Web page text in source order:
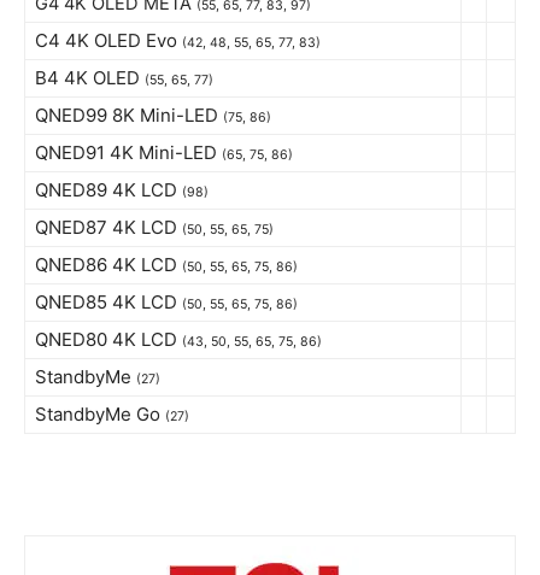
(55, 65, 77, 83, 97)
C4 4K OLED Evo (42, 48, 55, 65, 77, 83)
B4 4K OLED (55, 65, 77)
QNED99 8K Mini-LED (75, 86)
QNED91 4K Mini-LED (65, 75, 86)
QNED89 4K LCD (98)
QNED87 4K LCD (50, 55, 65, 75)
QNED86 4K LCD (50, 55, 65, 75, 86)
QNED85 4K LCD (50, 55, 65, 75, 86)
QNED80 4K LCD (43, 50, 55, 65, 75, 86)
StandbyMe (27)
StandbyMe Go (27)